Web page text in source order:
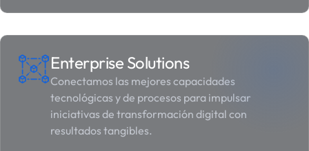
Enterprise Solutions
Conectamos las mejores capacidades
tecnológicas y de procesos para impulsar
iniciativas de transformación digital con
resultados tangibles.